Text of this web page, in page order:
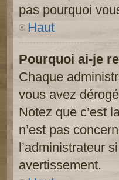
pas pourquoi
Haut
Pourquoi ai-je
Chaque
vous avez
Notez que c’est
n’est pas
l’administrateur
avertissement.